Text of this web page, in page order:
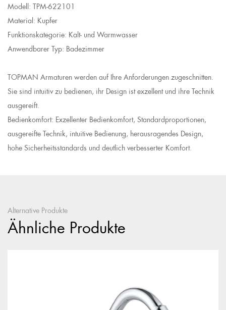
Modell: TPM-622101
Material: Kupfer
Funktionskategorie: Kalt- und Warmwasser
Anwendbarer Typ: Badezimmer
TOPMAN Armaturen werden auf Ihre Anforderungen zugeschnitten.
Sie sind intuitiv zu bedienen, ihr Design ist exzellent und ihre Technik
ausgereift.
Bedienkomfort: Exzellenter Bedienkomfort, Standardproportionen,
ausgereifte Technik, intuitive Bedienung, herausragendes Design,
hohe Sicherheitsstandards und deutlich verbesserter Komfort.
Alternative Produkte
Ähnliche Produkte